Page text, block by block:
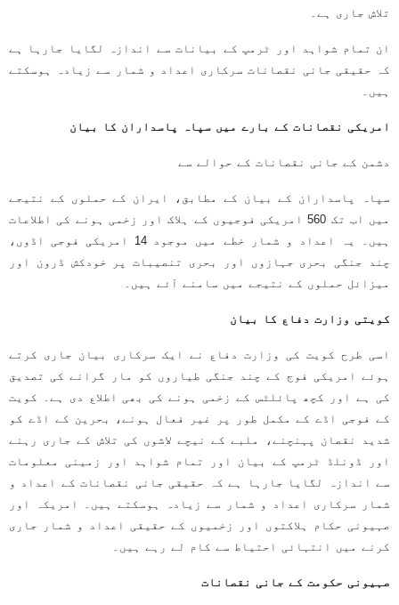
تلاش جاری ہے۔
ان تمام شواہد اور ٹرمپ کے بیانات سے اندازہ لگایا جارہا ہے
کہ حقیقی جانی نقصانات سرکاری اعداد و شمار سے زیادہ ہوسکتے
ہیں۔
امریکی نقصانات کے بارے میں سپاہ پاسداران کا بیان
دشمن کے جانی نقصانات کے حوالے سے
سپاہ پاسداران کے بیان کے مطابق، ایران کے حملوں کے نتیجے
میں اب تک 560 امریکی فوجیوں کے ہلاک اور زخمی ہونے کی اطلاعات
ہیں۔ یہ اعداد و شمار خطے میں موجود 14 امریکی فوجی اڈوں،
چند جنگی بحری جہازوں اور بحری تنصیبات پر خودکش ڈرون اور
میزائل حملوں کے نتیجے میں سامنے آئے ہیں۔
کویتی وزارت دفاع کا بیان
اسی طرح کویت کی وزارت دفاع نے ایک سرکاری بیان جاری کرتے
ہوئے امریکی فوج کے چند جنگی طیاروں کو مار گرانے کی تصدیق
کی ہے اور کچھ پائلٹس کے زخمی ہونے کی بھی اطلاع دی ہے۔ کویت
کے فوجی اڈے کے مکمل طور پر غیر فعال ہونے، بحرین کے اڈے کو
شدید نقصان پہنچنے، ملبے کے نیچے لاشوں کی تلاش کے جاری رہنے
اور ڈونلڈ ٹرمپ کے بیان اور تمام شواہد اور زمینی معلومات
سے اندازہ لگایا جارہا ہے کہ حقیقی جانی نقصانات کے اعداد و
شمار سرکاری اعداد و شمار سے زیادہ ہوسکتے ہیں۔ امریکہ اور
صہیونی حکام ہلاکتوں اور زخمیوں کے حقیقی اعداد و شمار جاری
کرنے میں انتہائی احتیاط سے کام لے رہے ہیں۔
صہیونی حکومت کے جانی نقصانات